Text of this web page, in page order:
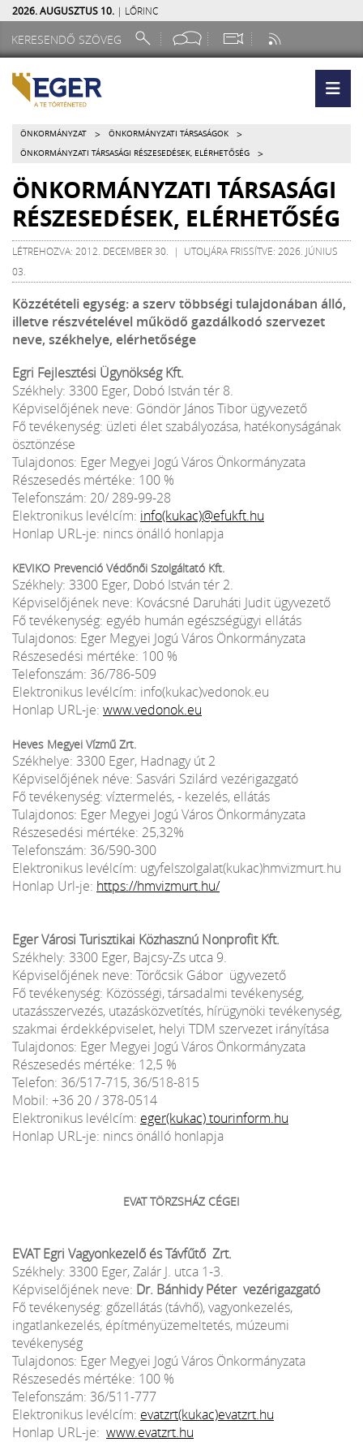
2026. AUGUSZTUS 10. | LŐRINC
ÖNKORMÁNYZAT > ÖNKORMÁNYZATI TÁRSASÁGOK >
ÖNKORMÁNYZATI TÁRSASÁGI RÉSZESEDÉSEK, ELÉRHETŐSÉG >
ÖNKORMÁNYZATI TÁRSASÁGI
RÉSZESEDÉSEK, ELÉRHETŐSÉG
LÉTREHOZVA: 2012. DECEMBER 30. | UTOLJÁRA FRISSÍTVE: 2026. JÚNIUS
03.
Közzétételi egység: a szerv többségi tulajdonában álló,
illetve részvételével működő gazdálkodó szervezet
neve, székhelye, elérhetősége
Egri Fejlesztési Ügynökség Kft.
Székhely: 3300 Eger, Dobó István tér 8.
Képviselőjének neve: Göndör János Tibor ügyvezető
Fő tevékenység: üzleti élet szabályozása, hatékonyságának
ösztönzése
Tulajdonos: Eger Megyei Jogú Város Önkormányzata
Részesedés mértéke: 100 %
Telefonszám: 20/ 289-99-28
Elektronikus levélcím: info(kukac)@efukft.hu
Honlap URL-je: nincs önálló honlapja
KEVIKO Prevenció Védőnői Szolgáltató Kft.
Székhely: 3300 Eger, Dobó István tér 2.
Képviselőjének neve: Kovácsné Daruháti Judit ügyvezető
Fő tevékenység: egyéb humán egészségügyi ellátás
Tulajdonos: Eger Megyei Jogú Város Önkormányzata
Részesedési mértéke: 100 %
Telefonszám: 36/786-509
Elektronikus levélcím: info(kukac)vedonok.eu
Honlap URL-je: www.vedonok.eu
Heves Megyei Vízmű Zrt.
Székhelye: 3300 Eger, Hadnagy út 2
Képviselőjének néve: Sasvári Szilárd vezérigazgató
Fő tevékenység: víztermelés, - kezelés, ellátás
Tulajdonos: Eger Megyei Jogú Város Önkormányzata
Részesedési mértéke: 25,32%
Telefonszám: 36/590-300
Elektronikus levélcím: ugyfelszolgalat(kukac)hmvizmurt.hu
Honlap Url-je: https://hmvizmurt.hu/
Eger Városi Turisztikai Közhasznú Nonprofit Kft.
Székhely: 3300 Eger, Bajcsy-Zs utca 9.
Képviselőjének neve: Törőcsik Gábor ügyvezető
Fő tevékenység: Közösségi, társadalmi tevékenység,
utazásszervezés, utazásközvetítés, hírügynöki tevékenység,
szakmai érdekképviselet, helyi TDM szervezet irányítása
Tulajdonos: Eger Megyei Jogú Város Önkormányzata
Részesedés mértéke: 12,5 %
Telefon: 36/517-715, 36/518-815
Mobil: +36 20 / 378-0514
Elektronikus levélcím: eger(kukac) tourinform.hu
Honlap URL-je: nincs önálló honlapja
EVAT TÖRZSHÁZ CÉGEI
EVAT Egri Vagyonkezelő és Távfűtő Zrt.
Székhely: 3300 Eger, Zalár J. utca 1-3.
Képviselőjének neve: Dr. Bánhidy Péter vezérigazgató
Fő tevékenység: gőzellátás (távhő), vagyonkezelés,
ingatlankezelés, építményüzemeltetés, múzeumi
tevékenység
Tulajdonos: Eger Megyei Jogú Város Önkormányzata
Részesedés mértéke: 100 %
Telefonszám: 36/511-777
Elektronikus levélcím: evatzrt(kukac)evatzrt.hu
Honlap URL-je: www.evatzrt.hu